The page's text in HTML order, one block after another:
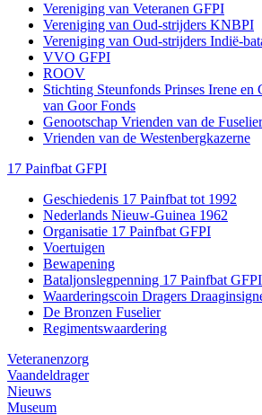
Vereniging van Veteranen GFPI
Vereniging van Oud-strijders KNBPI
Vereniging van Oud-strijders Indië-
VVO GFPI
ROOV
Stichting Steunfonds Prinses Irene en
van Goor Fonds
Genootschap Vrienden van de
Vrienden van de Westenbergkazerne
17 Painfbat GFPI
Geschiedenis 17 Painfbat tot 1992
Nederlands Nieuw-Guinea 1962
Organisatie 17 Painfbat GFPI
Voertuigen
Bewapening
Bataljonslegpenning 17 Painfbat GFPI
Waarderingscoin Dragers
De Bronzen Fuselier
Regimentswaardering
Veteranenzorg
Vaandeldrager
Nieuws
Museum